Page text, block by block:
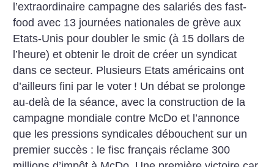
l’extraordinaire campagne des salariés des fast-
food avec 13 journées nationales de grève aux
Etats-Unis pour doubler le smic (à 15 dollars de
l’heure) et obtenir le droit de créer un syndicat
dans ce secteur. Plusieurs Etats américains ont
d’ailleurs fini par le voter ! Un débat se prolonge
au-delà de la séance, avec la construction de la
campagne mondiale contre McDo et l’annonce
que les pressions syndicales débouchent sur un
premier succès : le fisc français réclame 300